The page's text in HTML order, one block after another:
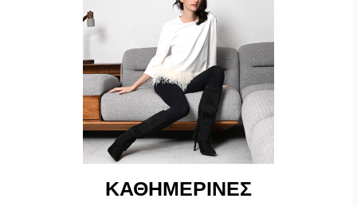
ΚΑΘΗΜΕΡΙΝΈΣ